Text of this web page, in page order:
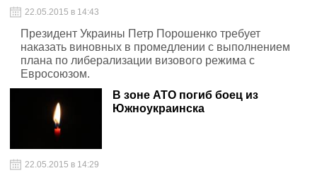
22.05.2015 в 14:43
Президент Украины Петр Порошенко требует
наказать виновных в промедлении с выполнением
плана по либерализации визового режима с
Евросоюзом.
В зоне АТО погиб боец из
Южноукраинска
22.05.2015 в 14:29